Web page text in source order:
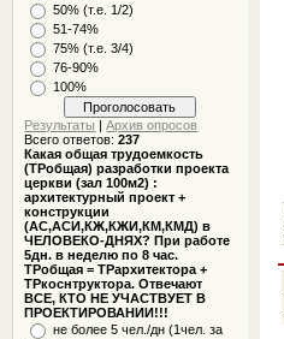
50% (т.е. 1/2)
51-74%
75% (т.е. 3/4)
76-90%
100%
Результаты |Архив опросов
Всего ответов:237
Какая общая трудоемкость
(ТРобщая) разработки проекта
церкви (зал 100м2) :
архитектурный проект +
конструкции
(АС,АСИ,КЖ,КЖИ,КМ,КМД) в
ЧЕЛОВЕКО-ДНЯХ? При работе
5дн. в неделю по 8 час.
ТРобщая = ТРархитектора +
ТРкоснтруктора. Отвечают
ВСЕ, КТО НЕ УЧАСТВУЕТ В
ПРОЕКТИРОВАНИИ!!!
не более 5 чел./дн (1чел. за